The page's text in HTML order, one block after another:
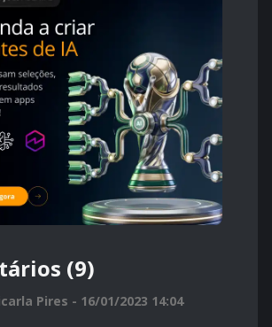
(9)
Pires - 16/01/2023 14:04